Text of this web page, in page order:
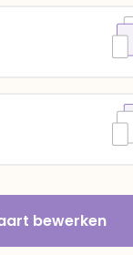
bewerken